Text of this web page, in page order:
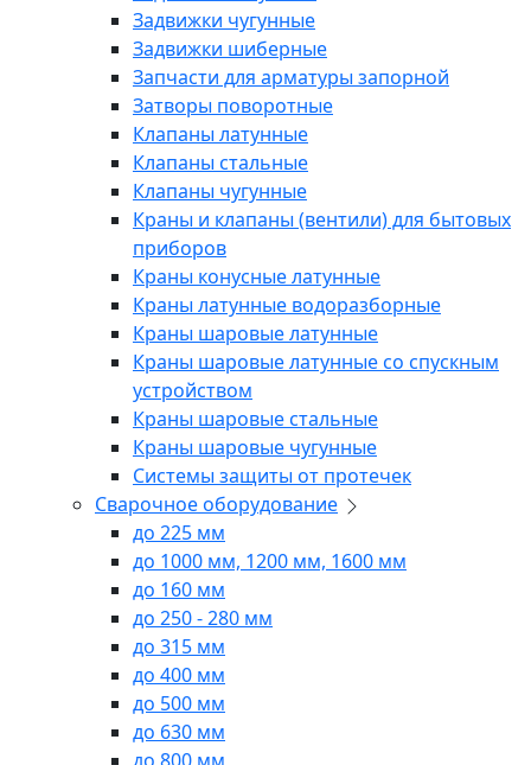
Задвижки чугунные
Задвижки шиберные
Запчасти для арматуры запорной
Затворы поворотные
Клапаны латунные
Клапаны стальные
Клапаны чугунные
Краны и клапаны (вентили) для бытовых
приборов
Краны конусные латунные
Краны латунные водоразборные
Краны шаровые латунные
Краны шаровые латунные со спускным
устройством
Краны шаровые стальные
Краны шаровые чугунные
Системы защиты от протечек
Сварочное оборудование
до 225 мм
до 1000 мм, 1200 мм, 1600 мм
до 160 мм
до 250 - 280 мм
до 315 мм
до 400 мм
до 500 мм
до 630 мм